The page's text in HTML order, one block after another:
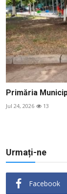
Primăria
Jul 24, 2026 13
Urmați-ne
Facebook